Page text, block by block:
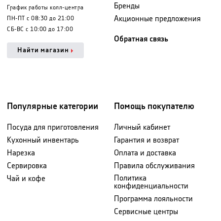
Купить тостер в Украине - это простой способ сделать кухню более
функциональной, а утро - вкусным и комфортным. Выбирайте
надежные тостеры в PROMENU и наслаждайтесь идеальными тостами
График работы колл-центра
ПН-ПТ с 08:30 до 21:00
СБ-ВС с 10:00 до 17:00
Найти магазин
Бренды
Акционные предложения
Обратная связь
Популярные категории
Посуда для приготовления
Кухонный инвентарь
Нарезка
Сервировка
Чай и кофе
Помощь покупателю
Личный кабинет
Гарантия и возврат
Оплата и доставка
Правила обслуживания
Политика
конфиденциальности
Программа лояльности
Сервисные центры